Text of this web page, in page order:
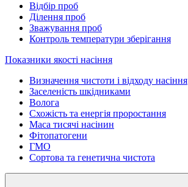
Відбір проб
Ділення проб
Зважування проб
Контроль температури зберігання
Показники якості насіння
Визначення чистоти і відходу насіння
Заселеність шкідниками
Волога
Схожість та енергія проростання
Маса тисячі насінин
Фітопатогени
ГМО
Сортова та генетична чистота